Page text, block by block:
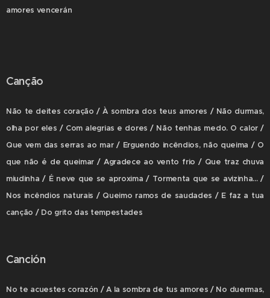
amores vencerán
Canção
Não te deites coração / À sombra dos teus amores / Não durmas,
olha por eles / Com alegrias e dores / Não tenhas medo. O calor /
Que vem das serras ao mar / Erguendo incêndios, não queima / O
que não é de queimar / Agradece ao vento frio / Que traz chuva
miudinha / É neve que se aproxima / Tormenta que se avizinha... /
Nos incêndios naturais / Queimo ramos de saudades / E faz a tua
canção / Do grito das tempestades
Canción
No te acuestes corazón / A la sombra de tus amores / No duermas,